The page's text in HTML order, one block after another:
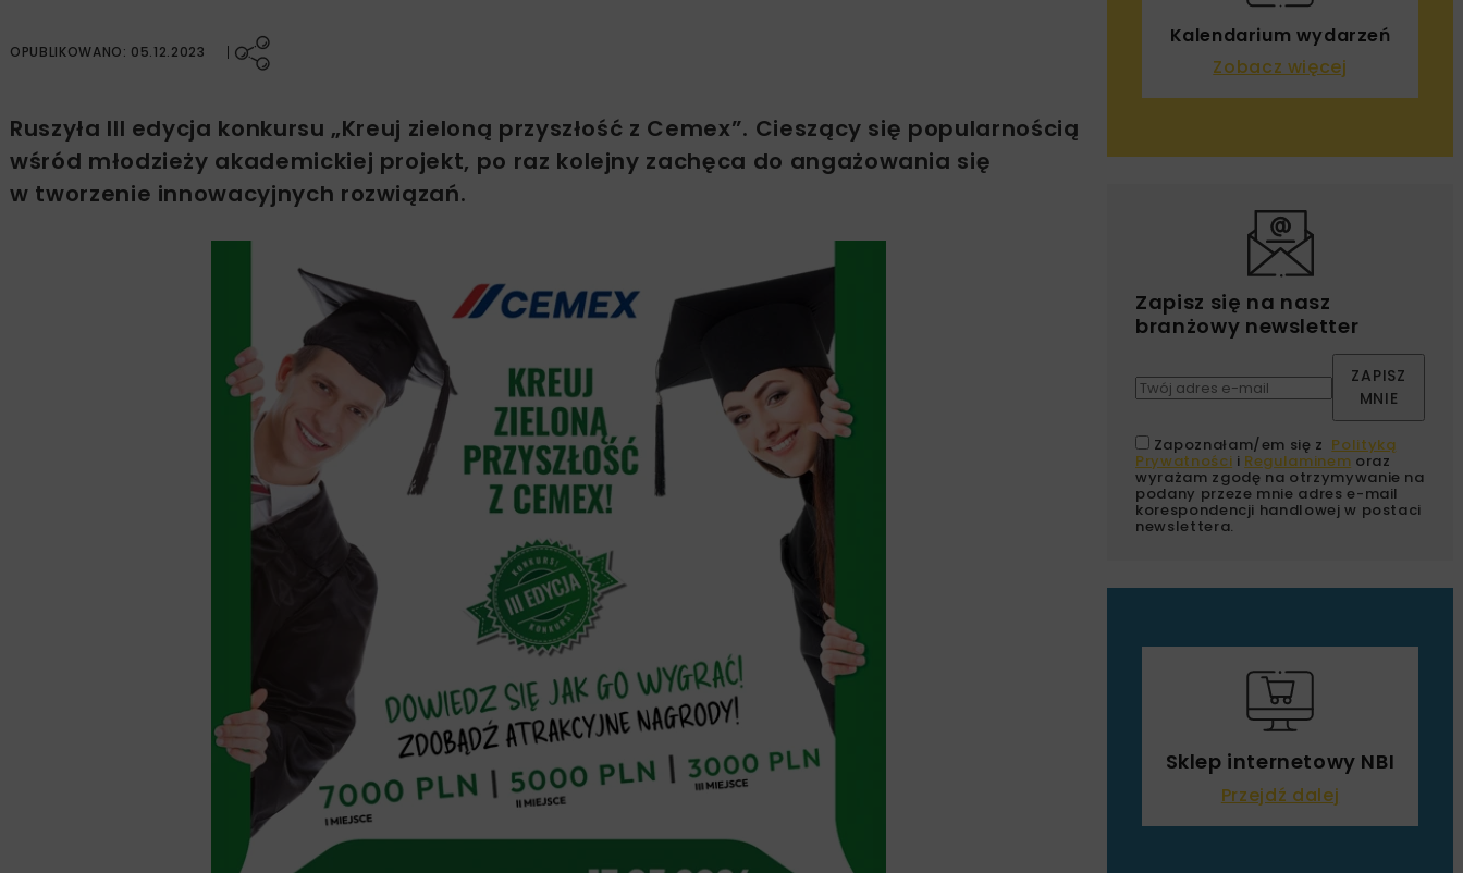
OPUBLIKOWANO: 05.12.2023
Ruszyła III edycja konkursu „Kreuj zieloną przyszłość z Cemex”. Cieszący się popularnością
wśród młodzieży akademickiej projekt, po raz kolejny zachęca do angażowania się
w tworzenie innowacyjnych rozwiązań.
Kalendarium wydarzeń
Zobacz więcej
Zapisz się na nasz
branżowy newsletter
ZAPISZ
MNIE
Zapoznałam/em się z Polityką
Prywatności i Regulaminem oraz
wyrażam zgodę na otrzymywanie na
podany przeze mnie adres e-mail
korespondencji handlowej w postaci
newslettera.
Sklep internetowy NBI
Przejdź dalej